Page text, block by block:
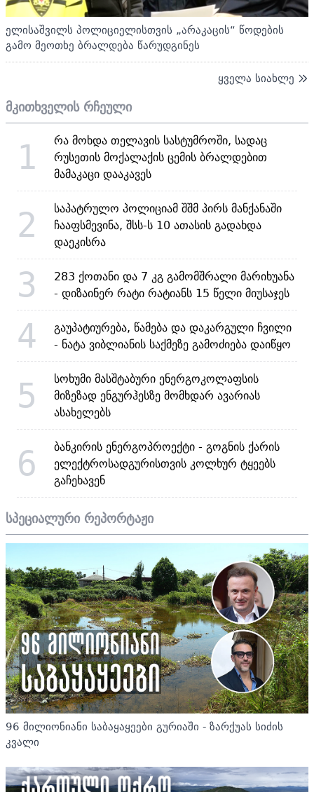
ელისაშვილს პოლიციელისთვის „არაკაცის“ წოდების
გამო მეოთხე ბრალდება წარუდგინეს
ყველა სიახლე
მკითხველის რჩეული
1
რა მოხდა თელავის სასტუმროში, სადაც
რუსეთის მოქალაქის ცემის ბრალდებით
მამაკაცი დააკავეს
2
საპატრულო პოლიციამ შშმ პირს მანქანაში
ჩააფსმევინა, შსს-ს 10 ათასის გადახდა
დაეკისრა
3
283 ქოთანი და 7 კგ გამომშრალი მარიხუანა
- დიზაინერ რატი რატიანს 15 წელი მიუსაჯეს
4
გაუპატიურება, წამება და დაკარგული ჩვილი
- ნატა ვიბლიანის საქმეზე გამოძიება დაიწყო
5
სოხუმი მასშტაბური ენერგოკოლაფსის
მიზეზად ენგურჰესზე მომხდარ ავარიას
ასახელებს
6
ბანკირის ენერგოპროექტი - გოგნის ქარის
ელექტროსადგურისთვის კოლხურ ტყეებს
გაჩეხავენ
სპეციალური რეპორტაჟი
96 მილიონიანი საბაყაყეები გურიაში - ზარქუას სიძის
კვალი